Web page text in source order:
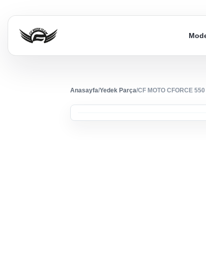
Anasayfa/Yedek Parça/CF MOTO CFORCE